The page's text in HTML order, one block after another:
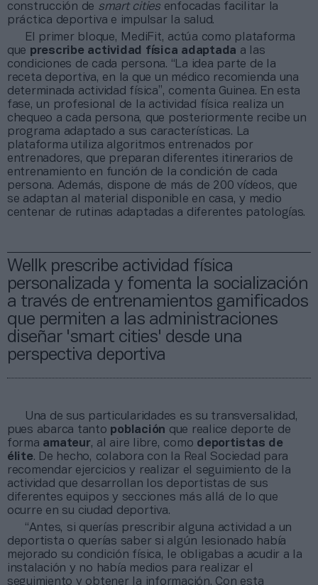
construcción de smart cities enfocadas facilitar la
práctica deportiva e impulsar la salud.
El primer bloque, MediFit, actúa como plataforma
que prescribe actividad física adaptada a las
condiciones de cada persona. “La idea parte de la
receta deportiva, en la que un médico recomienda una
determinada actividad física”, comenta Guinea. En esta
fase, un profesional de la actividad física realiza un
chequeo a cada persona, que posteriormente recibe un
programa adaptado a sus características. La
plataforma utiliza algoritmos entrenados por
entrenadores, que preparan diferentes itinerarios de
entrenamiento en función de la condición de cada
persona. Además, dispone de más de 200 vídeos, que
se adaptan al material disponible en casa, y medio
centenar de rutinas adaptadas a diferentes patologías.
Wellk prescribe actividad física
personalizada y fomenta la socialización
a través de entrenamientos gamificados
que permiten a las administraciones
diseñar 'smart cities' desde una
perspectiva deportiva
Una de sus particularidades es su transversalidad,
pues abarca tanto población que realice deporte de
forma amateur, al aire libre, como deportistas de
élite. De hecho, colabora con la Real Sociedad para
recomendar ejercicios y realizar el seguimiento de la
actividad que desarrollan los deportistas de sus
diferentes equipos y secciones más allá de lo que
ocurre en su ciudad deportiva.
“Antes, si querías prescribir alguna actividad a un
deportista o querías saber si algún lesionado había
mejorado su condición física, le obligabas a acudir a la
instalación y no había medios para realizar el
seguimiento y obtener la información. Con esta